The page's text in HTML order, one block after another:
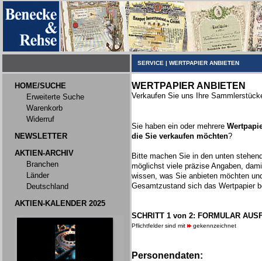
SERVICE | WERTPAPIER ANBIETEN
HOME/SUCHE
Erweiterte Suche
Warenkorb
Widerruf
NEWSLETTER
AKTIEN-ARCHIV
Branchen
Länder
Deutschland
AKTIEN-KALENDER 2025
WERTPAPIER ANBIETEN
Verkaufen Sie uns Ihre
Sie haben ein oder mehrere
die Sie verkaufen möchten?
Bitte machen Sie in den unten
möglichst viele präzise Angaben,
wissen, was Sie anbieten möchten
Gesamtzustand sich das Wertpapier
SCHRITT 1 von 2: FORMULAR
Pflichtfelder sind mit gekennzeichnet
Personendaten: